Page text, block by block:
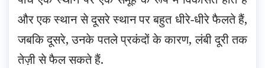
और एक स्थान से दूसरे स्थान पर बहुत धीरे-धीरे फैलते हैं,
जबकि दूसरे, उनके पतले प्रकंदों के कारण, लंबी दूरी तक
तेज़ी से फैल सकते हैं.